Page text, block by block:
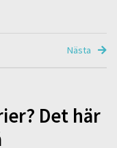
Nästa
Det här